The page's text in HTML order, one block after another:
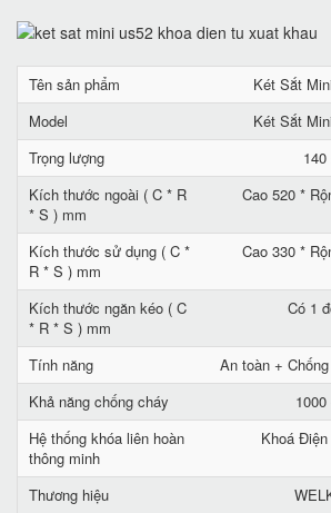
Tên sản phẩm
Két Sắt
Model
Két Sắt
Trọng lượng
Kích thước ngoài ( C * R
* S ) mm
Cao 520 *
Kích thước sử dụng ( C *
R * S ) mm
Cao 330 *
Kích thước ngăn kéo ( C
* R * S ) mm
Có 1
Tính năng
An toàn +
Khả năng chống cháy
1000
Hệ thống khóa liên hoàn
thông minh
Khoá
Thương hiệu